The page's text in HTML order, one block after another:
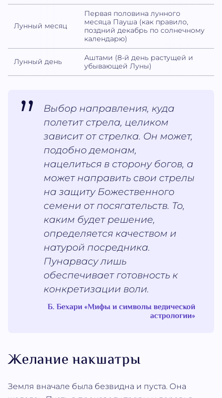
Лунный месяц
Первая половина лунного
месяца Пауша (как правило,
поздний декабрь по солнечному
календарю)
Лунный день
Аштами (8-й день растущей и
убывающей Луны)
Выбор направления, куда
полетит стрела, целиком
зависит от стрелка. Он может,
подобно демонам,
нацелиться в сторону богов, а
может направить свои стрелы
на защиту Божественного
семени от посягательств. То,
каким будет решение,
определяется качеством и
натурой посредника.
Пунарвасу лишь
обеспечивает готовность к
конкретизации воли.
Б. Бехари «Мифы и символы ведической
астрологии»
Желание накшатры
Земля вначале была безвидна и пуста. Она